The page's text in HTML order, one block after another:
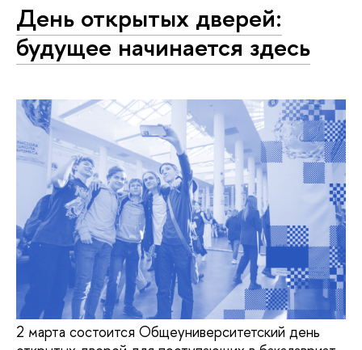
День открытых дверей:
будущее начинается здесь
2 марта состоится Общеуниверситетский день